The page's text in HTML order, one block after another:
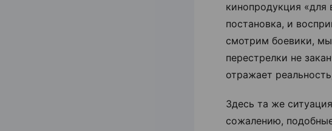
кинопродукция «для
постановка, и
смотрим боевики,
перестрелки не
отражает
Здесь та же
сожалению,